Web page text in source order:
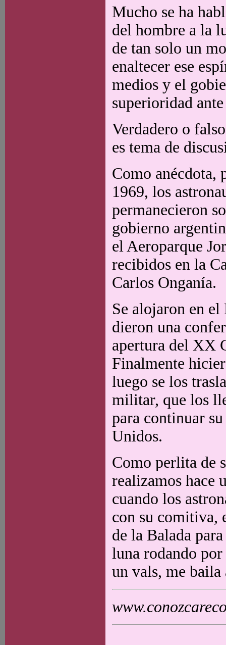
Mucho se ha
del hombre a la
de tan solo un
enaltecer ese
medios y el
superioridad
Verdadero o
es tema de
Como anécdota,
1969, los
permanecieron
gobierno
el Aeroparque
recibidos en la
Carlos Onganía.
Se alojaron en
dieron una
apertura del XX
Finalmente
luego se los
militar, que los
para continuar
Unidos.
Como perlita de
realizamos hace
cuando los
con su comitiva,
de la Balada
luna rodando
un vals, me